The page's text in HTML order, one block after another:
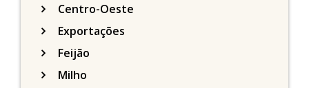
Centro-Oeste
Exportações
Feijão
Milho